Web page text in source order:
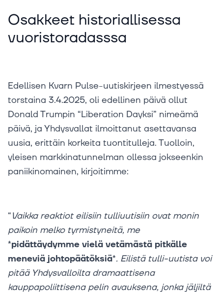
Osakkeet historiallisessa
vuoristoradasssa
Edellisen Kvarn Pulse-uutiskirjeen ilmestyessä
torstaina 3.4.2025, oli edellinen päivä ollut
Donald Trumpin “Liberation Dayksi” nimeämä
päivä, ja Yhdysvallat ilmoittanut asettavansa
uusia, erittäin korkeita tuontitulleja. Tuolloin,
yleisen markkinatunnelman ollessa jokseenkin
paniikinomainen, kirjoitimme:
“Vaikka reaktiot eilisiin tulliuutisiin ovat monin
paikoin melko tyrmistyneitä, me
*pidättäydymme vielä vetämästä pitkälle
meneviä johtopäätöksiä*. Eilistä tulli-uutista voi
pitää Yhdysvalloilta dramaattisena
kauppapoliittisena pelin avauksena, jonka jäljiltä